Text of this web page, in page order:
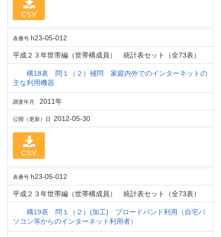
CSV
表番号 h23-05-012
平成２３年世帯編（世帯構成員） 統計表セット（全73表）
構18表 問１（２）補問 家庭内外でのインターネットの
主な利用機器
調査年月 2011年
公開（更新）日 2012-05-30
CSV
表番号 h23-05-012
平成２３年世帯編（世帯構成員） 統計表セット（全73表）
構19表 問１（２）(加工) ブロードバンド利用（自宅パ
ソコン等からのインターネット利用者）